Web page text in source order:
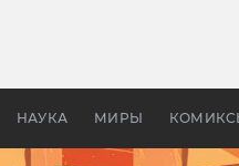
НАУКА МИРЫ
«Властелина колец»